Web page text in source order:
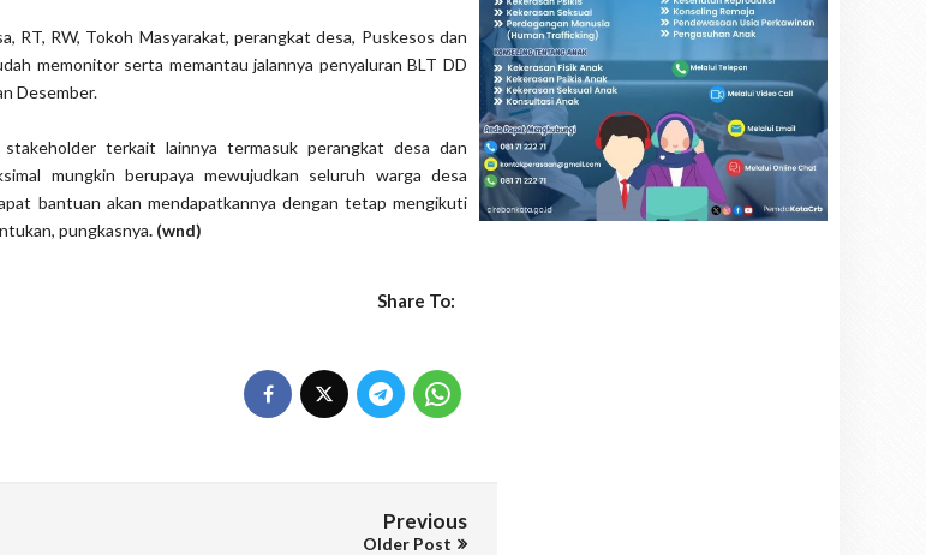
RT, RW, Tokoh Masyarakat, perangkat desa, Puskesos dan
memonitor serta memantau jalannya penyaluran BLT DD
Desember.
terkait lainnya termasuk perangkat desa dan
mungkin berupaya mewujudkan seluruh warga desa
bantuan akan mendapatkannya dengan tetap mengikuti
pungkasnya. (wnd)
Share To:
Previous
Older Post